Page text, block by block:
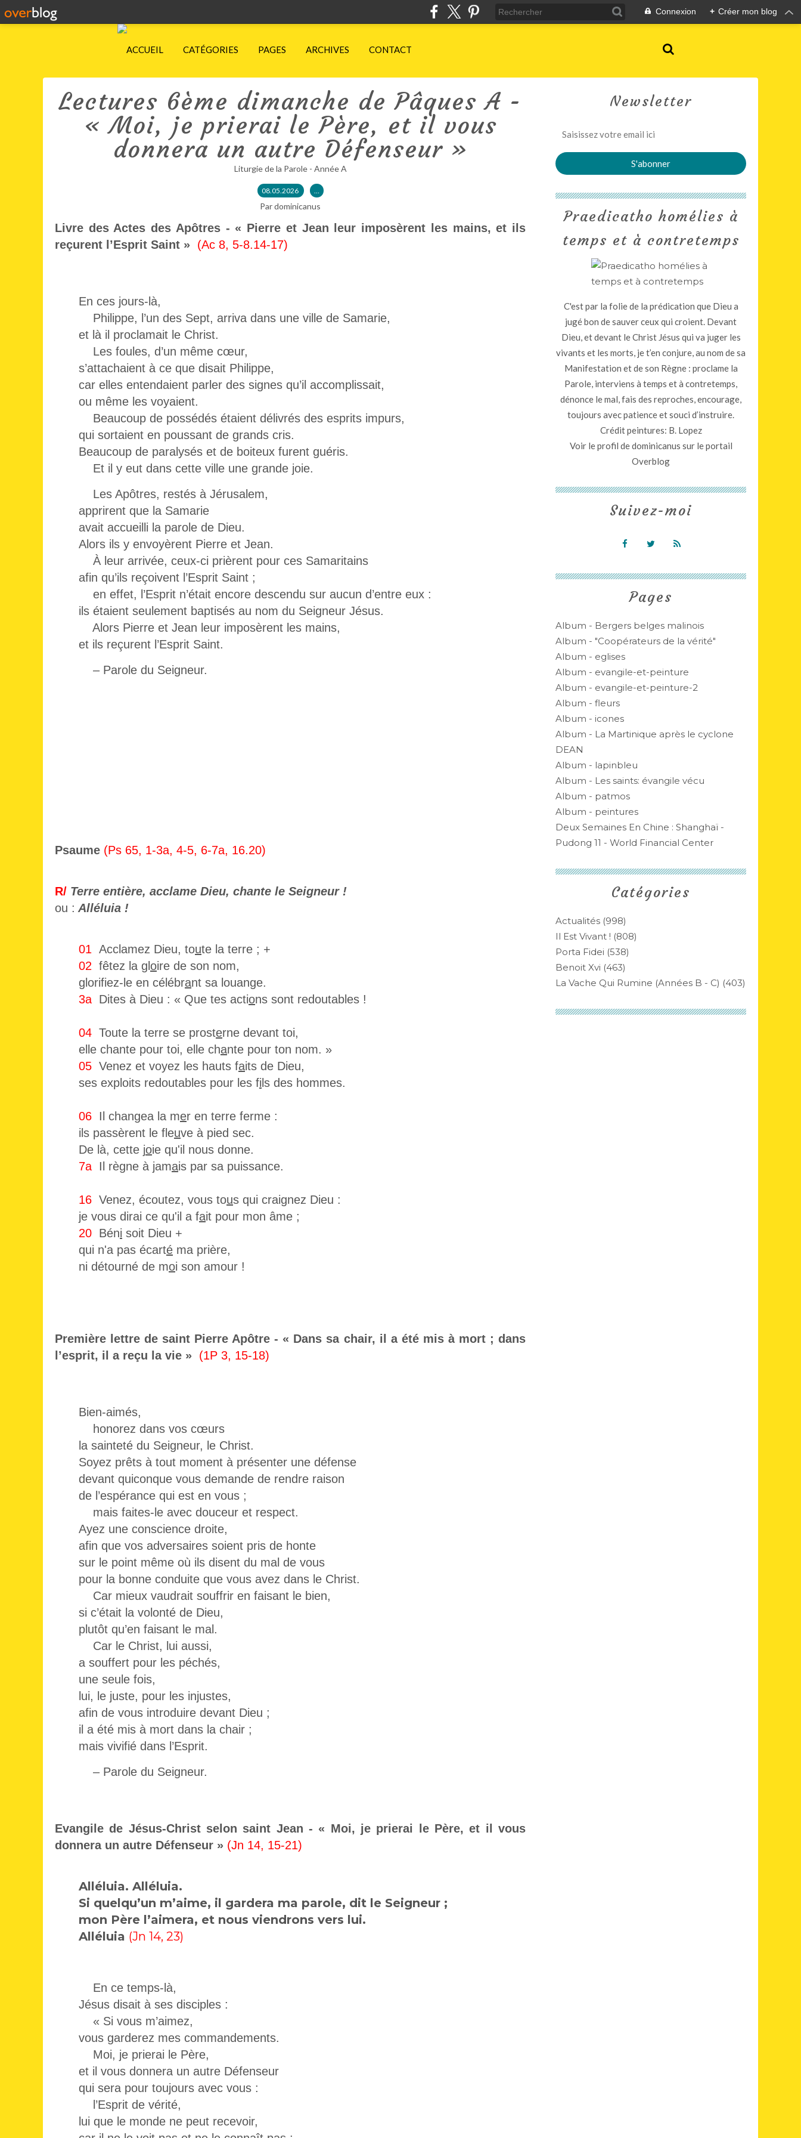
Connexion + Créer mon blog
ACCUEIL CATÉGORIES PAGES ARCHIVES CONTACT
Lectures 6ème dimanche de Pâques A -
« Moi, je prierai le Père, et il vous
donnera un autre Défenseur »
Liturgie de la Parole - Année A
08.05.2026 …
Par dominicanus
Livre des Actes des Apôtres - « Pierre et Jean leur imposèrent les mains, et ils
reçurent l’Esprit Saint » (Ac 8, 5-8.14-17)
En ces jours-là,
Philippe, l’un des Sept, arriva dans une ville de Samarie,
et là il proclamait le Christ.
Les foules, d’un même cœur,
s’attachaient à ce que disait Philippe,
car elles entendaient parler des signes qu’il accomplissait,
ou même les voyaient.
Beaucoup de possédés étaient délivrés des esprits impurs,
qui sortaient en poussant de grands cris.
Beaucoup de paralysés et de boiteux furent guéris.
Et il y eut dans cette ville une grande joie.
Les Apôtres, restés à Jérusalem,
apprirent que la Samarie
avait accueilli la parole de Dieu.
Alors ils y envoyèrent Pierre et Jean.
À leur arrivée, ceux-ci prièrent pour ces Samaritains
afin qu’ils reçoivent l’Esprit Saint ;
en effet, l’Esprit n’était encore descendu sur aucun d’entre eux :
ils étaient seulement baptisés au nom du Seigneur Jésus.
Alors Pierre et Jean leur imposèrent les mains,
et ils reçurent l’Esprit Saint.
– Parole du Seigneur.
Psaume (Ps 65, 1-3a, 4-5, 6-7a, 16.20)
R/ Terre entière, acclame Dieu, chante le Seigneur !
ou : Alléluia !
01 Acclamez Dieu, toute la terre ; +
02 fêtez la gl oire de son nom,
glorifiez-le en célébrant sa louange.
3a Dites à Dieu : « Que tes actions sont redoutables !
04 Toute la terre se prosterne devant toi,
elle chante pour toi, elle chante pour ton nom. »
05 Venez et voyez les hauts faits de Dieu,
ses exploits redoutables pour les fi ls des hommes.
06 Il changea la mer en terre ferme :
ils passèrent le fleuve à pied sec.
De là, cette joie qu'il nous donne.
7a Il règne à jamais par sa puissance.
16 Venez, écoutez, vous tous qui craignez Dieu :
je vous dirai ce qu'il a fait pour mon âme ;
20 Béni soit Dieu +
qui n'a pas écarté ma prière,
ni détourné de moi son amour !
Première lettre de saint Pierre Apôtre - « Dans sa chair, il a été mis à mort ; dans
l’esprit, il a reçu la vie » (1P 3, 15-18)
Bien-aimés,
honorez dans vos cœurs
la sainteté du Seigneur, le Christ.
Soyez prêts à tout moment à présenter une défense
devant quiconque vous demande de rendre raison
de l’espérance qui est en vous ;
mais faites-le avec douceur et respect.
Ayez une conscience droite,
afin que vos adversaires soient pris de honte
sur le point même où ils disent du mal de vous
pour la bonne conduite que vous avez dans le Christ.
Car mieux vaudrait souffrir en faisant le bien,
si c’était la volonté de Dieu,
plutôt qu’en faisant le mal.
Car le Christ, lui aussi,
a souffert pour les péchés,
une seule fois,
lui, le juste, pour les injustes,
afin de vous introduire devant Dieu ;
il a été mis à mort dans la chair ;
mais vivifié dans l’Esprit.
– Parole du Seigneur.
Evangile de Jésus-Christ selon saint Jean - « Moi, je prierai le Père, et il vous
donnera un autre Défenseur » (Jn 14, 15-21)
Alléluia. Alléluia.
Si quelqu’un m’aime, il gardera ma parole, dit le Seigneur ;
mon Père l’aimera, et nous viendrons vers lui.
Alléluia (Jn 14, 23)
En ce temps-là,
Jésus disait à ses disciples :
« Si vous m’aimez,
vous garderez mes commandements.
Moi, je prierai le Père,
et il vous donnera un autre Défenseur
qui sera pour toujours avec vous :
l’Esprit de vérité,
lui que le monde ne peut recevoir,
Newsletter
Catégories
Actualités (998)
Il Est Vivant ! (808)
Porta Fidei (538)
Benoit Xvi (463)
La Vache Qui Rumine (années B - C) (403)
Pages
Album - Bergers belges malinois
Album - "Coopérateurs de la vérité"
Album - eglises
Album - evangile-et-peinture
Album - evangile-et-peinture-2
Album - fleurs
Album - icones
Album - La Martinique après le cyclone
DEAN
Album - lapinbleu
Album - Les saints: évangile vécu
Album - patmos
Album - peintures
Deux Semaines En Chine : Shanghaï -
Pudong 11 - World Financial Center
Praedicatho homélies à
temps et à contretemps
C'est par la folie de la prédication que Dieu a
jugé bon de sauver ceux qui croient. Devant
Dieu, et devant le Christ Jésus qui va juger les
vivants et les morts, je t’en conjure, au nom de sa
Manifestation et de son Règne : proclame la
Parole, interviens à temps et à contretemps,
dénonce le mal, fais des reproches, encourage,
toujours avec patience et souci d’instruire.
Crédit peintures: B. Lopez
Voir le profil dedominicanus sur le portail
Overblog
Suivez-moi